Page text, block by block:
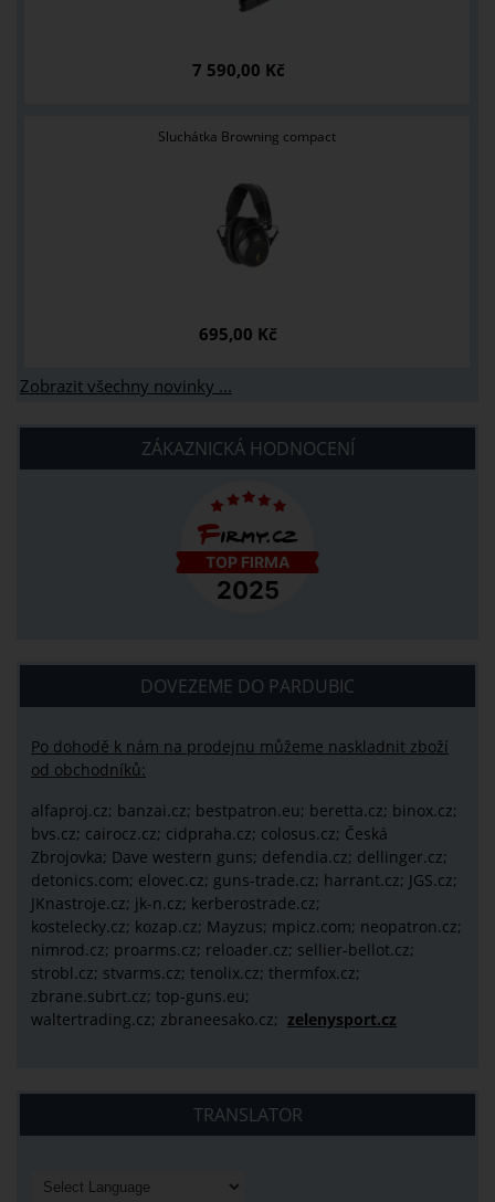
7 590,00 Kč
Sluchátka Browning compact
695,00 Kč
Zobrazit všechny novinky ...
ZÁKAZNICKÁ HODNOCENÍ
DOVEZEME DO PARDUBIC
Po dohodě k nám na prodejnu můžeme naskladnit zboží
od obchodníků:
alfaproj.cz; banzai.cz; bestpatron.eu; beretta.cz; binox.cz;
bvs.cz; cairocz.cz; cidpraha.cz; colosus.cz; Česká
Zbrojovka; Dave western guns; defendia.cz; dellinger.cz;
detonics.com; elovec.cz; guns-trade.cz; harrant.cz; JGS.cz;
JKnastroje.cz; jk-n.cz; kerberostrade.cz;
kostelecky.cz; kozap.cz; Mayzus; mpicz.com; neopatron.cz;
nimrod.cz; proarms.cz; reloader.cz; sellier-bellot.cz;
strobl.cz; stvarms.cz; tenolix.cz; thermfox.cz;
zbrane.subrt.cz; top-guns.eu;
waltertrading.cz; zbraneesako.cz; zelenysport.cz
TRANSLATOR